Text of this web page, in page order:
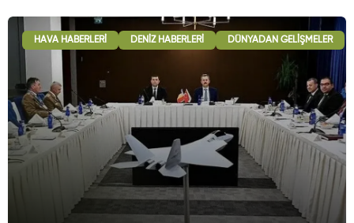
HAVA HABERLERI DENIZ HABERLERI DÜNYADAN GELIŞMELER